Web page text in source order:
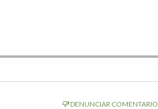
DENUNCIAR COMENTARIO